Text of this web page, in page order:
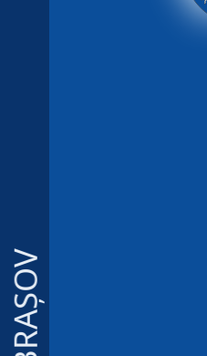
BRAȘOV